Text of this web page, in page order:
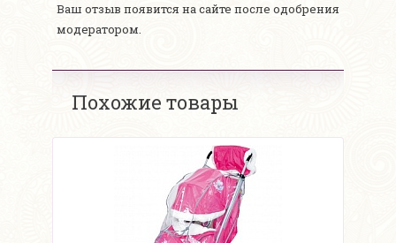
Ваш отзыв появится на сайте после одобрения
модератором.
Похожие товары